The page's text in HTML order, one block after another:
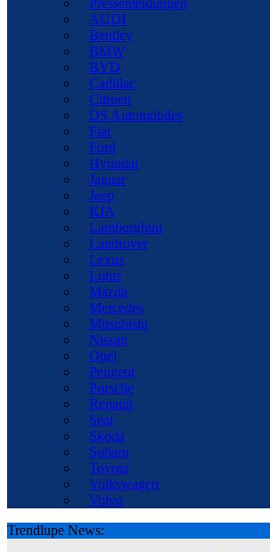
Pressemeldungen
AUDI
Bentley
BMW
BYD
Cadillac
Citroen
DS Automobiles
Fiat
Ford
Hyundai
Jaguar
Jeep
KIA
Lamborghini
Landrover
Lexus
Lotus
Mazda
Mercedes
Mitsubishi
Nissan
Opel
Peugeot
Porsche
Renault
Seat
Skoda
Subaru
Toyota
Volkswagen
Volvo
Trendlupe News: